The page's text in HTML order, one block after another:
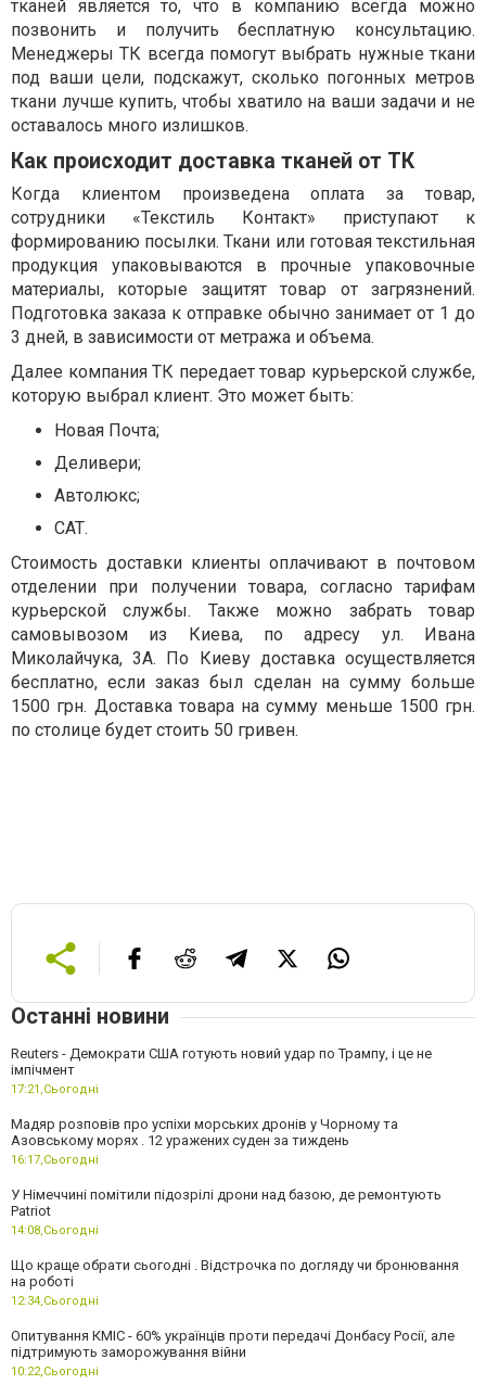
тканей является то, что в компанию всегда можно
позвонить и получить бесплатную консультацию.
Менеджеры ТК всегда помогут выбрать нужные ткани
под ваши цели, подскажут, сколько погонных метров
ткани лучше купить, чтобы хватило на ваши задачи и не
оставалось много излишков.
Как происходит доставка тканей от ТК
Когда клиентом произведена оплата за товар,
сотрудники «Текстиль Контакт» приступают к
формированию посылки. Ткани или готовая текстильная
продукция упаковываются в прочные упаковочные
материалы, которые защитят товар от загрязнений.
Подготовка заказа к отправке обычно занимает от 1 до
3 дней, в зависимости от метража и объема.
Далее компания ТК передает товар курьерской службе,
которую выбрал клиент. Это может быть:
Новая Почта;
Деливери;
Автолюкс;
CAT.
Стоимость доставки клиенты оплачивают в почтовом
отделении при получении товара, согласно тарифам
курьерской службы. Также можно забрать товар
самовывозом из Киева, по адресу ул. Ивана
Миколайчука, 3А. По Киеву доставка осуществляется
бесплатно, если заказ был сделан на сумму больше
1500 грн. Доставка товара на сумму меньше 1500 грн.
по столице будет стоить 50 гривен.
Останні новини
Reuters - Демократи США готують новий удар по Трампу, і це не
імпічмент
17:21,Сьогодні
Мадяр розповів про успіхи морських дронів у Чорному та
Азовському морях . 12 уражених суден за тиждень
16:17,Сьогодні
У Німеччині помітили підозрілі дрони над базою, де ремонтують
Patriot
14:08,Сьогодні
Що краще обрати сьогодні . Відстрочка по догляду чи бронювання
на роботі
12:34,Сьогодні
Опитування КМІС - 60% українців проти передачі Донбасу Росії, але
підтримують заморожування війни
10:22,Сьогодні